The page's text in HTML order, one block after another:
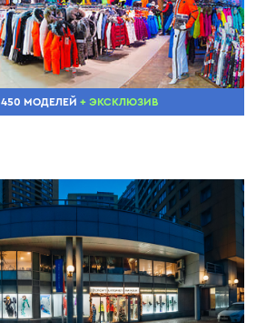
450 МОДЕЛЕЙ + ЭКСКЛЮЗИВ